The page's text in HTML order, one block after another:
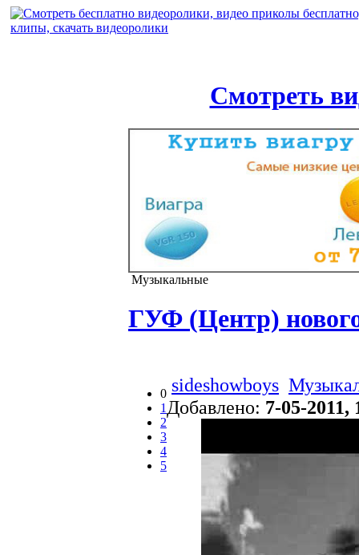
Смотреть
Музыкальные
ГУФ (Центр)
0
1
2
3
4
5
sideshowboys
Добавлено: 7-05-2011,